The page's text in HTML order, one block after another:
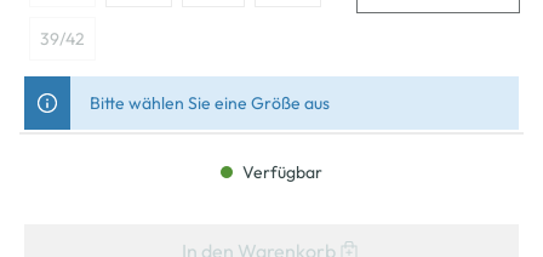
39/42
Bitte wählen Sie eine Größe aus
Verfügbar
In den Warenkorb